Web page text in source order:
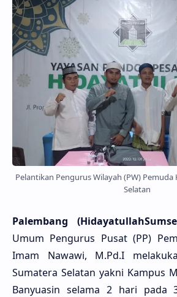
Pelantikan Pengurus Wilayah (PW)
Selatan
Palembang
Umum Pengurus Pusat (PP)
Imam Nawawi, M.Pd.I
Sumatera Selatan yakni Kampus
Banyuasin selama 2 hari pada